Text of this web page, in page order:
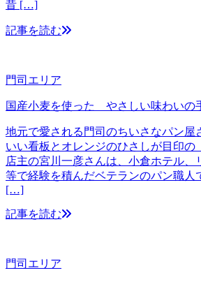
昔 […]
記事を読む
門司エリア
国産小麦を使った やさしい味わいの
地元で愛される門司のちいさなパン屋
いい看板とオレンジのひさしが目印の
店主の宮川一彦さんは、小倉ホテル、
等で経験を積んだベテランのパン職人
[…]
記事を読む
門司エリア